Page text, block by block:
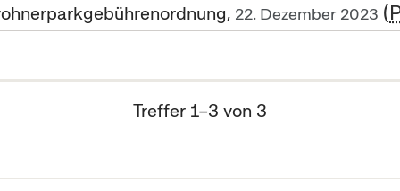
22. Dezember 2023
Treffer 1–3 von 3